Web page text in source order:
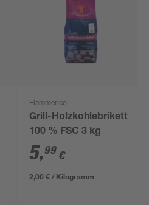
Flammenco
Grill-Holzkohlebrikett
100 % FSC 3 kg
5,99 €
2,00 € / Kilogramm